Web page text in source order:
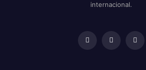
internacional.